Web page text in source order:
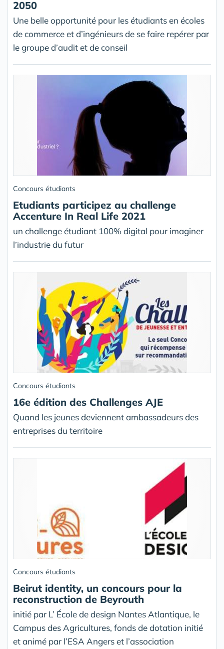
2050
Une belle opportunité pour les étudiants en écoles
de commerce et d’ingénieurs de se faire repérer par
le groupe d’audit et de conseil
Concours étudiants
Etudiants participez au challenge
Accenture In Real Life 2021
un challenge étudiant 100% digital pour imaginer
l’industrie du futur
Concours étudiants
16e édition des Challenges AJE
Quand les jeunes deviennent ambassadeurs des
entreprises du territoire
Concours étudiants
Beirut identity, un concours pour la
reconstruction de Beyrouth
initié par L’ École de design Nantes Atlantique, le
Campus des Agricultures, fonds de dotation initié
et animé par l’ESA Angers et l’association